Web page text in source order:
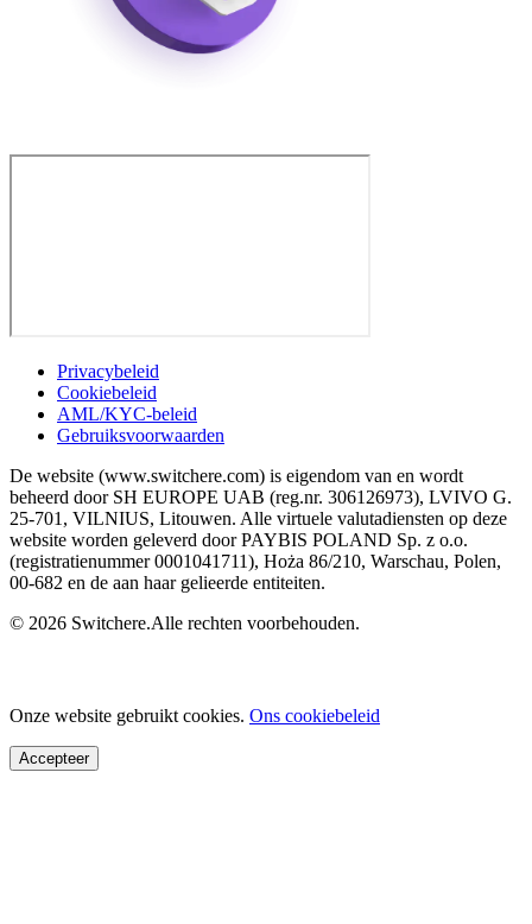
Privacybeleid
Cookiebeleid
AML/KYC-beleid
Gebruiksvoorwaarden
De website (www.switchere.com) is eigendom van en wordt
beheerd door SH EUROPE UAB (reg.nr. 306126973), LVIVO G.
25-701, VILNIUS, Litouwen. Alle virtuele valutadiensten op deze
website worden geleverd door PAYBIS POLAND Sp. z o.o.
(registratienummer 0001041711), Hoża 86/210, Warschau, Polen,
00-682 en de aan haar gelieerde entiteiten.
© 2026 Switchere.Alle rechten voorbehouden.
Onze website gebruikt cookies. Ons cookiebeleid
Accepteer